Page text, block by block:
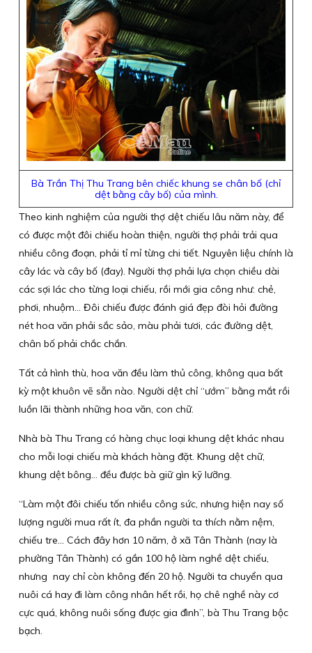
Bà Trần Thị Thu Trang bên chiếc khung se chân bố (chỉ
dệt bằng cây bố) của mình.
Theo kinh nghiệm của người thợ dệt chiếu lâu năm này, để
có được một đôi chiếu hoàn thiện, người thợ phải trải qua
nhiều công đoạn, phải tỉ mỉ từng chi tiết. Nguyên liệu chính là
cây lác và cây bố (đay). Người thợ phải lựa chọn chiều dài
các sợi lác cho từng loại chiếu, rồi mới gia công như: chẻ,
phơi, nhuộm… Đôi chiếu được đánh giá đẹp đòi hỏi đường
nét hoa văn phải sắc sảo, màu phải tươi, các đường dệt,
chân bố phải chắc chắn.
Tất cả hình thù, hoa văn đều làm thủ công, không qua bất
kỳ một khuôn vẽ sẵn nào. Người dệt chỉ “ướm” bằng mắt rồi
luồn lãi thành những hoa văn, con chữ.
Nhà bà Thu Trang có hàng chục loại khung dệt khác nhau
cho mỗi loại chiếu mà khách hàng đặt. Khung dệt chữ,
khung dệt bông… đều được bà giữ gìn kỹ lưỡng.
“Làm một đôi chiếu tốn nhiều công sức, nhưng hiện nay số
lượng người mua rất ít, đa phần người ta thích nằm nệm,
chiếu tre... Cách đây hơn 10 năm, ở xã Tân Thành (nay là
phường Tân Thành) có gần 100 hộ làm nghề dệt chiếu,
nhưng nay chỉ còn không đến 20 hộ. Người ta chuyển qua
nuôi cá hay đi làm công nhân hết rồi, họ chê nghề này cơ
cực quá, không nuôi sống được gia đình”, bà Thu Trang bộc
bạch.